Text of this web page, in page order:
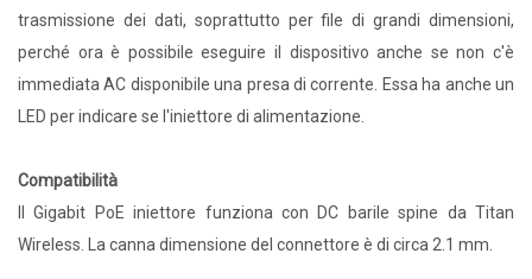
trasmissione dei dati, soprattutto per file di grandi dimensioni,
perché ora è possibile eseguire il dispositivo anche se non c'è
immediata AC disponibile una presa di corrente. Essa ha anche un
LED per indicare se l'iniettore di alimentazione.
Compatibilità
Il Gigabit PoE iniettore funziona con DC barile spine da Titan
Wireless. La canna dimensione del connettore è di circa 2.1 mm.